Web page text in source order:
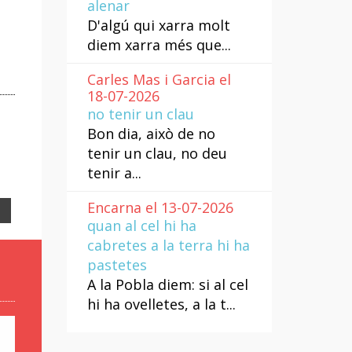
alenar
D'algú qui xarra molt
diem xarra més que...
Carles Mas i Garcia el
18-07-2026
no tenir un clau
Bon dia, això de no
tenir un clau, no deu
tenir a...
Encarna el 13-07-2026
quan al cel hi ha
cabretes a la terra hi ha
pastetes
A la Pobla diem: si al cel
hi ha ovelletes, a la t...